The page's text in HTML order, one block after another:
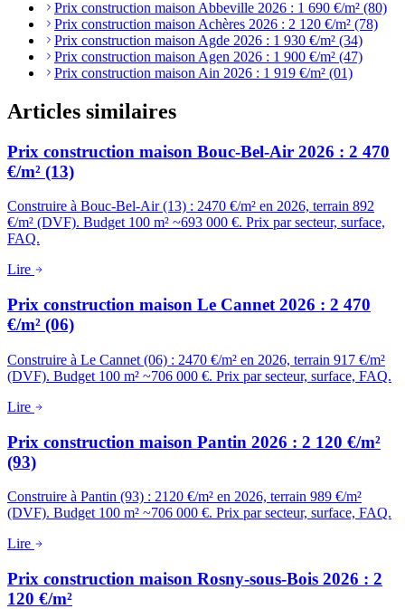
Prix construction maison Abbeville 2026 : 1 690 €/m² (80)
Prix construction maison Achères 2026 : 2 120 €/m² (78)
Prix construction maison Agde 2026 : 1 930 €/m² (34)
Prix construction maison Agen 2026 : 1 900 €/m² (47)
Prix construction maison Ain 2026 : 1 919 €/m² (01)
Articles similaires
Prix construction maison Bouc-Bel-Air 2026 : 2 470
€/m² (13)
Construire à Bouc-Bel-Air (13) : 2470 €/m² en 2026, terrain 892
€/m² (DVF). Budget 100 m² ~693 000 €. Prix par secteur, surface,
FAQ.
Lire
Prix construction maison Le Cannet 2026 : 2 470
€/m² (06)
Construire à Le Cannet (06) : 2470 €/m² en 2026, terrain 917 €/m²
(DVF). Budget 100 m² ~706 000 €. Prix par secteur, surface, FAQ.
Lire
Prix construction maison Pantin 2026 : 2 120 €/m²
(93)
Construire à Pantin (93) : 2120 €/m² en 2026, terrain 989 €/m²
(DVF). Budget 100 m² ~706 000 €. Prix par secteur, surface, FAQ.
Lire
Prix construction maison Rosny-sous-Bois 2026 : 2
120 €/m²